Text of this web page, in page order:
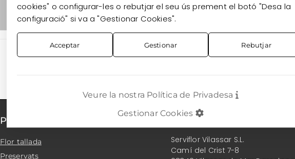
cookies" o configurar-les o rebutjar el seu ús prement el botó "Desa la
configuració" si va a "Gestionar Cookies".
Acceptar Gestionar Rebutjar
Veure la nostra Política de Privadesa
Gestionar Cookies
PRODUCTES
Flor tallada
Preservats
CONTACTE
Serviflor Vilassar S.L.
Camí del Crist 7-8